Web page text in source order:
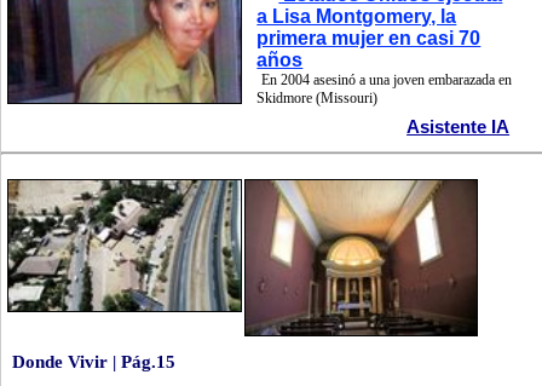
a Lisa Montgomery, la
primera mujer en casi 70
años
En 2004 asesinó a una joven embarazada en
Skidmore (Missouri)
Asistente IA
Donde Vivir | Pág.15